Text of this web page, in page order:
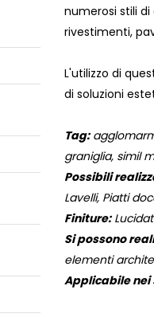
numerosi stili
rivestimenti,
L'utilizzo di
di soluzioni
Tag:
graniglia, simil
Possibili
Lavelli, Piatti
Finiture:
Si possono
elementi
Applicabile nei